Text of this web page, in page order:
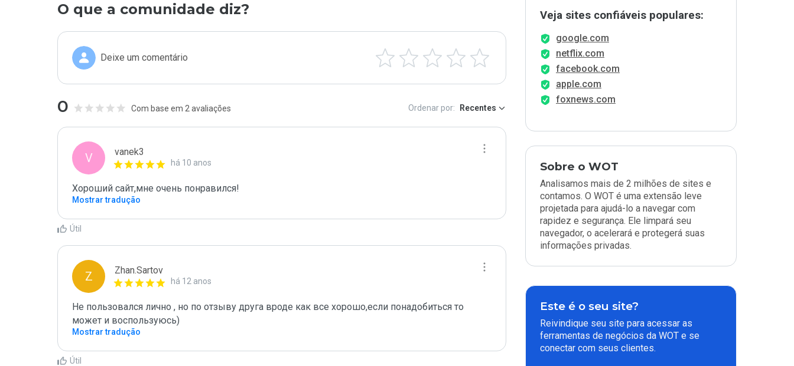
O que a comunidade diz?
Deixe um comentário
0 Com base em 2 avaliações Ordenar por: Recentes
V vanek3
há 10 anos
Хороший сайт,мне очень понравился!
Mostrar tradução
Útil
Z Zhan.Sartov
há 12 anos
Не пользовался лично , но по отзыву друга вроде как все хорошо,если понадобиться то
может и воспользуюсь)
Mostrar tradução
Útil
Veja sites confiáveis populares:
google.com
netflix.com
facebook.com
apple.com
foxnews.com
Sobre o WOT
Analisamos mais de 2 milhões de sites e
contamos. O WOT é uma extensão leve
projetada para ajudá-lo a navegar com
rapidez e segurança. Ele limpará seu
navegador, o acelerará e protegerá suas
informações privadas.
Este é o seu site?
Reivindique seu site para acessar as
ferramentas de negócios da WOT e se
conectar com seus clientes.